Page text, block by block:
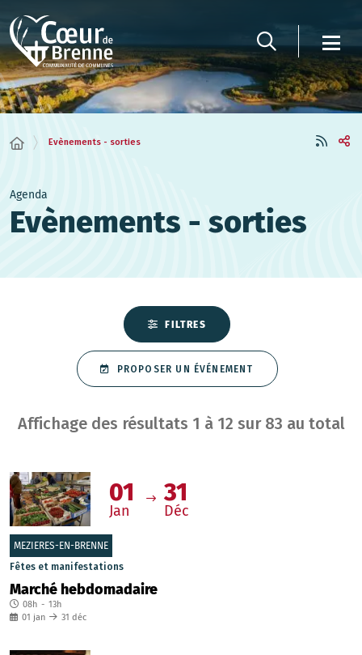
Evènements - sorties
Agenda
Evènements - sorties
FILTRES
PROPOSER UN ÉVÉNEMENT
Affichage des résultats 1 à 12 sur 83 au total
MEZIERES-EN-BRENNE
Fêtes et manifestations
Marché hebdomadaire
08h - 13h
01 jan 31 déc
01
Jan
31
Déc